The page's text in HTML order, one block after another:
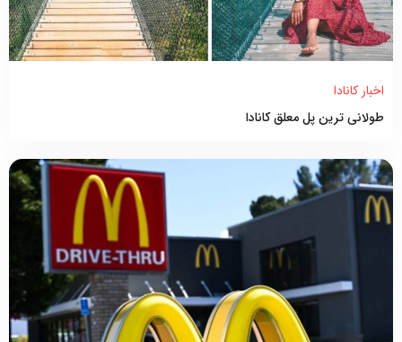
اخبار کانادا
طولانی ترین پل معلق کانادا